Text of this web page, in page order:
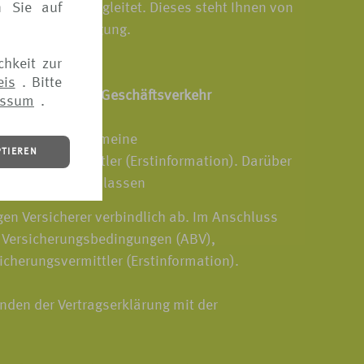
Sie auf
zur
. Bitte
.
VERS[4u] begleitet. Dieses steht Ihnen von
zur Verfügung.
Geschäftsverkehr
Allgemeine
(Erstinformation). Darüber
zusenden zu lassen
Versicherer verbindlich ab. Im Anschluss
(ABV),
(Erstinformation).
der Vertragserklärung mit der